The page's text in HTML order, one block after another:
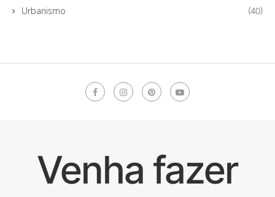
Urbanismo (40)
Venha fazer